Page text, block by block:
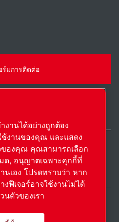
ร์มการติดต่อ
ช้งานเอง © 2026 ลิขสิทธิ์
/ TH
งานได้อย่างถูกต้อง
งานของคุณ และแสดง
ของคุณ คุณสามารถเลือก
ด, อนุญาตเฉพาะคุกกี้ที่
นเอง โปรดทราบว่า หาก
งฟีเจอร์อาจใช้งานไม่ได้
นตัวของเรา